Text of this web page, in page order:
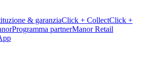
& garanziaClick + CollectClick +
Programma partnerManor Retail